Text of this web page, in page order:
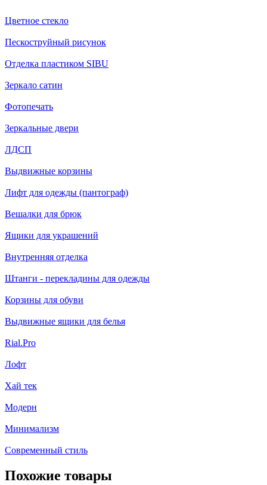
Цветное стекло
Пескоструйный рисунок
Отделка пластиком SIBU
Зеркало сатин
Фотопечать
Зеркальные двери
ЛДСП
Выдвижные корзины
Лифт для одежды (пантограф)
Вешалки для брюк
Ящики для украшений
Внутренняя отделка
Штанги - перекладины для одежды
Корзины для обуви
Выдвижные ящики для белья
Rial.Pro
Лофт
Хай тек
Модерн
Минимализм
Современный стиль
Похожие товары